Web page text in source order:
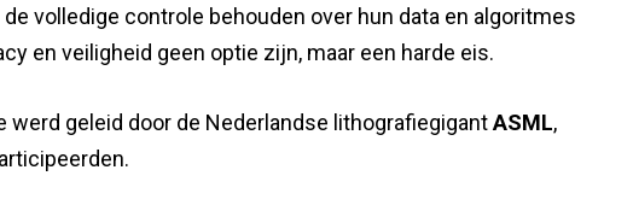
volledige controle behouden over hun data en algoritmes
en veiligheid geen optie zijn, maar een harde eis.
werd geleid door de Nederlandse lithografiegigantASML,